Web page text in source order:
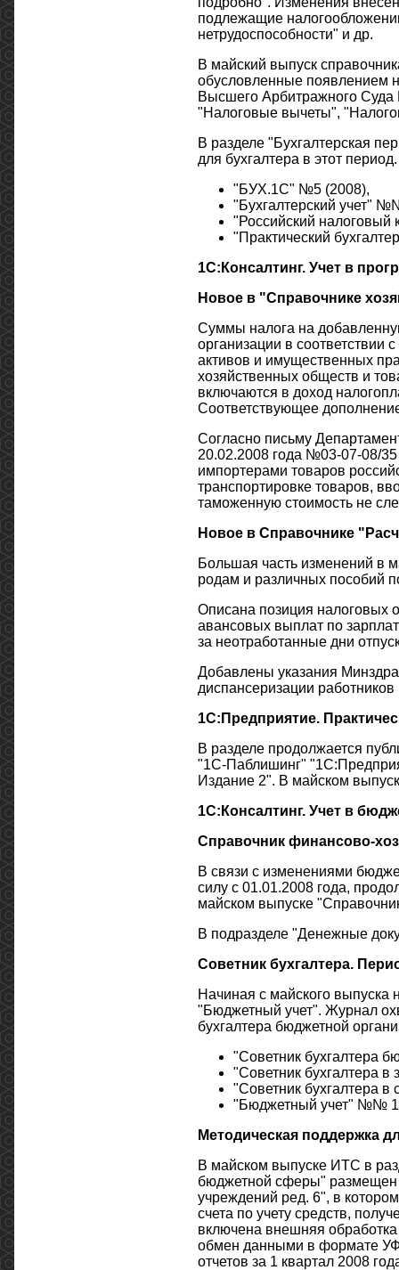
подлежащие
нетрудоспособности" и др.
В майский выпуск
обусловленные появлением
Высшего Арбитражного Суда
"Налоговые вычеты",
В разделе "Бухгалтерская
для бухгалтера в этот
"БУХ.1С" №5 (2008),
"Бухгалтерский учет"
"Российский
"Практический
1С:Консалтинг. Учет в
Новое в "Справочнике
Суммы налога на
организации в
активов и имущественных
хозяйственных обществ и
включаются в доход
Соответствующее
Согласно письму
20.02.2008 года №03-07-08/
импортерами товаров
транспортировке товаров,
таможенную стоимость не
Новое в Справочнике
Большая часть изменений в
родам и различных пособий
Описана позиция налоговых
авансовых выплат по
за неотработанные дни
Добавлены указания
диспансеризации работников
1С:Предприятие.
В разделе продолжается
"1С-Паблишинг"
Издание 2". В майском
1С:Консалтинг. Учет в
Справочник финансово-
В связи с изменениями
силу с 01.01.2008 года,
майском выпуске
В подразделе "Денежные
Советник бухгалтера.
Начиная с майского выпуска
"Бюджетный учет". Журнал
бухгалтера бюджетной
"Советник бухгалтера
"Советник бухгалтера
"Советник бухгалтера
"Бюджетный учет" №№ 1-
Методическая поддержка
В майском выпуске ИТС в
бюджетной сферы" размещен
учреждений ред. 6", в
счета по учету средств,
включена внешняя
обмен данными в формате
отчетов за 1 квартал 2008